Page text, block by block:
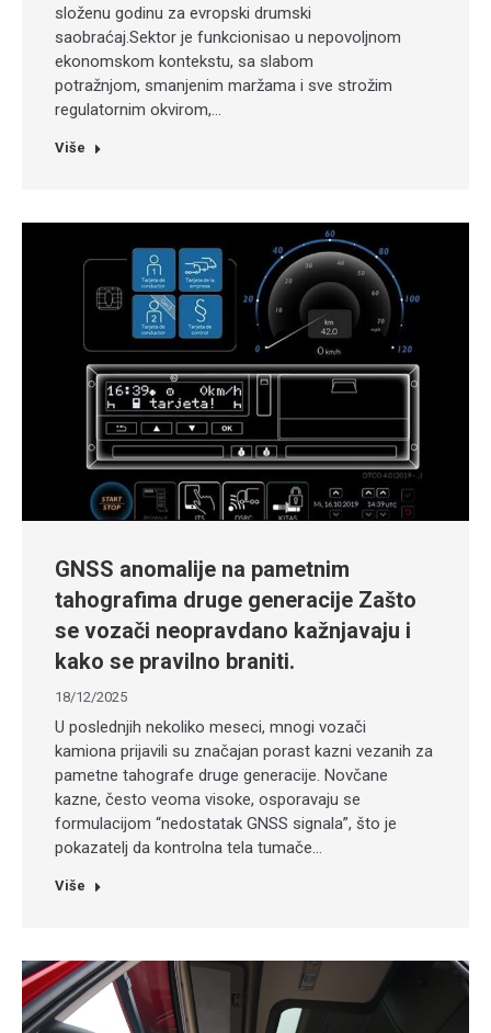
složenu godinu za evropski drumski
saobraćaj.Sektor je funkcionisao u nepovoljnom
ekonomskom kontekstu, sa slabom
potražnjom, smanjenim maržama i sve strožim
regulatornim okvirom,…
Više
GNSS anomalije na pametnim
tahografima druge generacije Zašto
se vozači neopravdano kažnjavaju i
kako se pravilno braniti.
18/12/2025
U poslednjih nekoliko meseci, mnogi vozači
kamiona prijavili su značajan porast kazni vezanih za
pametne tahografe druge generacije. Novčane
kazne, često veoma visoke, osporavaju se
formulacijom “nedostatak GNSS signala”, što je
pokazatelj da kontrolna tela tumače…
Više